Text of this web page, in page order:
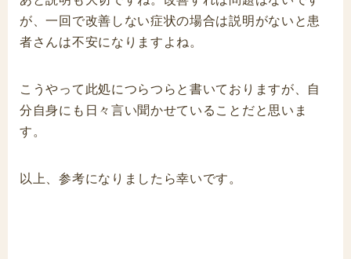
が、一回で改善しない症状の場合は説明がないと患
者さんは不安になりますよね。
こうやって此処につらつらと書いておりますが、自
分自身にも日々言い聞かせていることだと思いま
す。
以上、参考になりましたら幸いです。